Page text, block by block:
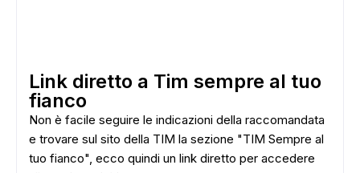
Link diretto a Tim sempre al tuo
fianco
Non è facile seguire le indicazioni della raccomandata
e trovare sul sito della TIM la sezione "TIM Sempre al
tuo fianco", ecco quindi un link diretto per accedere